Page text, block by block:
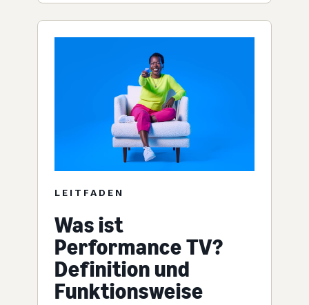
LEITFADEN
Was ist
Performance TV?
Definition und
Funktionsweise